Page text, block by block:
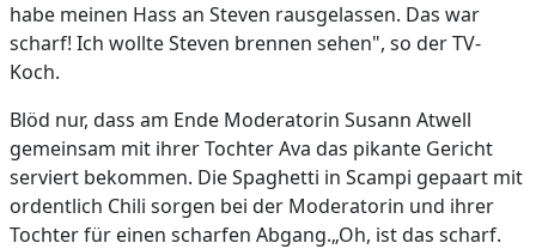
habe meinen Hass an Steven rausgelassen. Das war
scharf! Ich wollte Steven brennen sehen", so der TV-
Koch.
Blöd nur, dass am Ende Moderatorin Susann Atwell
gemeinsam mit ihrer Tochter Ava das pikante Gericht
serviert bekommen. Die Spaghetti in Scampi gepaart mit
ordentlich Chili sorgen bei der Moderatorin und ihrer
Tochter für einen scharfen Abgang.„Oh, ist das scharf.